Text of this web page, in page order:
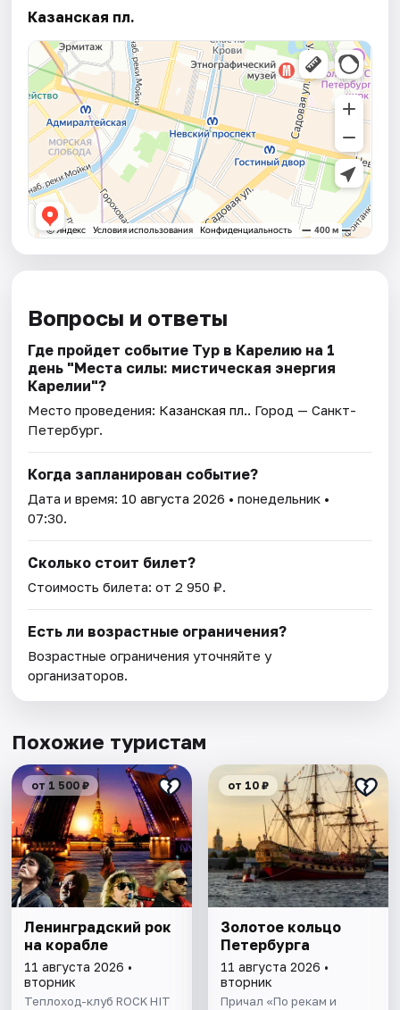
Казанская пл.
Вопросы и ответы
Где пройдет событие Тур в Карелию на 1
день "Места силы: мистическая энергия
Карелии"?
Место проведения: Казанская пл.. Город — Санкт-
Петербург.
Когда запланирован событие?
Дата и время: 10 августа 2026 • понедельник •
07:30.
Сколько стоит билет?
Стоимость билета: от 2 950 ₽.
Есть ли возрастные ограничения?
Возрастные ограничения уточняйте у
организаторов.
Похожие туристам
от 1 500 ₽
Ленинградский рок
на корабле
11 августа 2026 •
вторник
Теплоход-клуб ROCK HIT
от 10 ₽
Золотое кольцо
Петербурга
11 августа 2026 •
вторник
Причал «По рекам и